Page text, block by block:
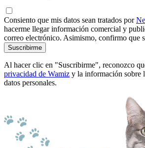
Consiento que mis datos sean tratados por
hacerme llegar información comercial y
correo electrónico. Asimismo, confirmo que
Suscribirme
Al hacer clic en "Suscribirme", reconozco
privacidad de Wamiz y la información sobre
datos personales.